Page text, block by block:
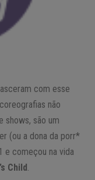
com esse
não
shows, são um
(ou a dona da porr*
e começou na vida
Child